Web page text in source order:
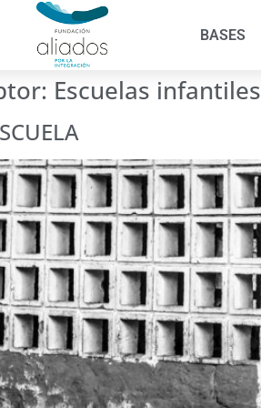
BASES
Escuelas infantiles